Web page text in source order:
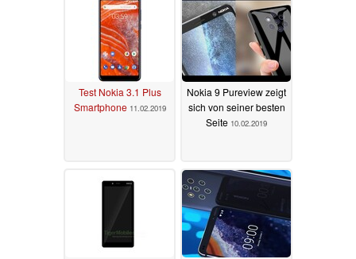
Test Nokia 3.1 Plus
Smartphone 11.02.2019
Nokia 9 Pureview zeigt
sich von seiner besten
Seite 10.02.2019